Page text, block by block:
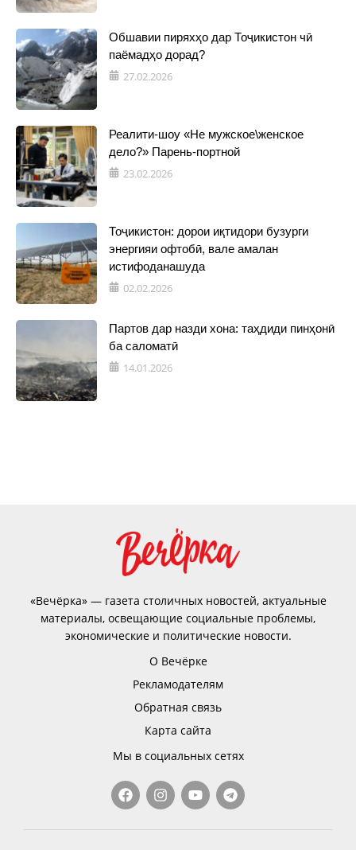
Обшавии пиряхҳо дар Тоҷикистон чӣ
паёмадҳо дорад?
27.02.2026
Реалити-шоу «Не мужское\женское
дело?» Парень-портной
23.02.2026
Тоҷикистон: дорои иқтидори бузурги
энергияи офтобӣ, вале амалан
истифоданашуда
02.02.2026
Партов дар назди хона: таҳдиди пинҳонӣ
ба саломатӣ
14.01.2026
«Вечёрка» — газета столичных новостей, актуальные
материалы, освещающие социальные проблемы,
экономические и политические новости.
О Вечёрке
Рекламодателям
Обратная связь
Карта сайта
Мы в социальных сетях